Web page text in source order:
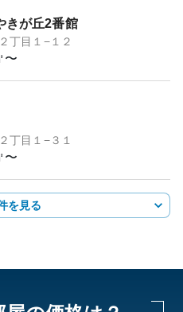
きが丘2番館
丁目１−１２
〜
丁目１−３１
〜
を見る